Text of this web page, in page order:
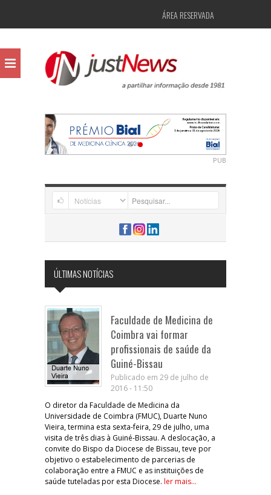
ÁREA RESERVADA
PUB
ÚLTIMAS NOTÍCIAS
Faculdade de Medicina de
Coimbra vai formar
profissionais de saúde da
Guiné-Bissau
Publicado em 29 de julho de
2016 - 11:50
O diretor da Faculdade de Medicina da
Universidade de Coimbra (FMUC), Duarte Nuno
Vieira, termina esta sexta-feira, 29 de julho, uma
visita de três dias à Guiné-Bissau. A deslocação, a
convite do Bispo da Diocese de Bissau, teve por
objetivo o estabelecimento de parcerias de
colaboração entre a FMUC e as instituições de
saúde tuteladas por esta Diocese. ler mais...